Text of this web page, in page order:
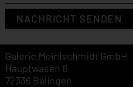
NACHRICHT SENDEN
Galerie Meinlschmidt GmbH
Hauptwasen 6
72336 Balingen